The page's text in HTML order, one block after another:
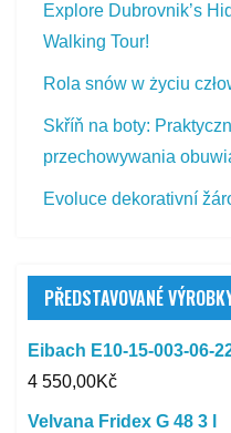
Explore Dubrovnik’s
Walking Tour!
Rola snów w życiu
Skříň na boty:
przechowywania
Evoluce dekorativní
PŘEDSTAVOVANÉ
Eibach E10-15-003-06-
4 550,00Kč
Velvana Fridex G 48 3 l